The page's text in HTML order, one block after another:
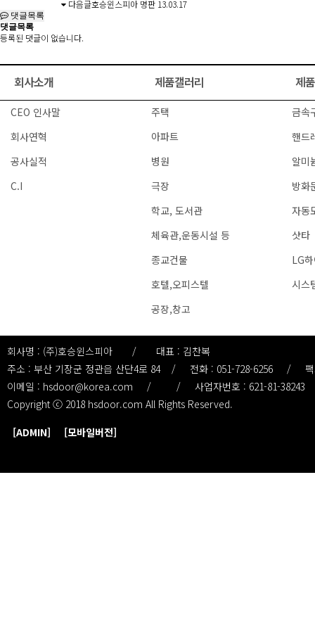
다음글호승윈스피아 명판 13.03.17
댓글목록
댓글목록
등록된 댓글이 없습니다.
회사소개
CEO 인사말
회사연혁
공사실적
C.I
제품갤러리
주택
아파트
병원
극장
학교, 도서관
체육관,운동시설 등
종교건물
호텔,오피스텔
공장,창고
제
금속
핸드
알미
방화
자동
샷타
LG
시스
회사명 : (주)호승윈스피아 / 대표 : 김찬복
주소 : 부산 기장군 정관읍 산단4로 84/ 전화 : 051-728-6256 /
이메일 : hsdoor@korea.com / / 사업자번호 : 621-81-38243
Copyright ⓒ 2018 hsdoor.com All Rights Reserved.
[ADMIN]
[모바일버전]